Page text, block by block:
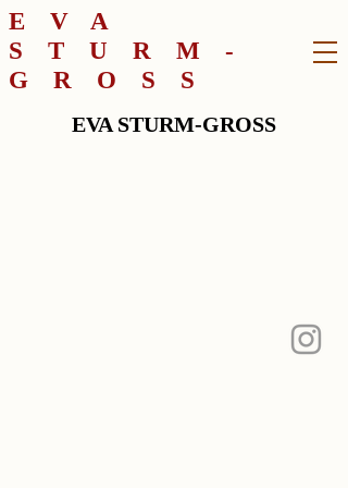
EVA
STURM-
GROSS
EVA STURM-GROSS